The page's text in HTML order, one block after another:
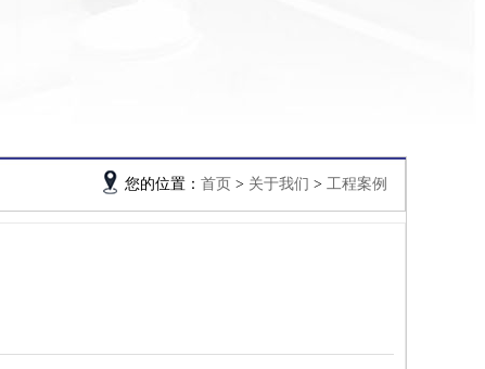
您的位置： 首页 > 关于我们 > 工程案例